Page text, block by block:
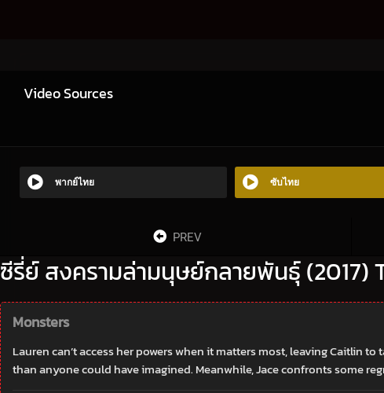
Video Sources
พากย์ไทย ซับไทย
PREV
ซีรี่ย์ สงครามล่ามนุษย์กลายพันธุ์ (2017)
Monsters
Lauren can’t access her powers when it matters most, leaving Caitlin
than anyone could have imagined. Meanwhile, Jace confronts some